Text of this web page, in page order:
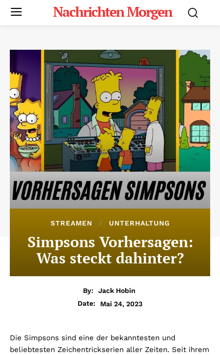
Nachrichten Morgen
STREAMEN UNTERHALTUNG
Simpsons Vorhersagen:
Was steckt dahinter?
By:
Jack Hobin
Date:
Mai 24, 2023
Die Simpsons sind eine der bekanntesten und
beliebtesten Zeichentrickserien aller Zeiten. Seit ihrem